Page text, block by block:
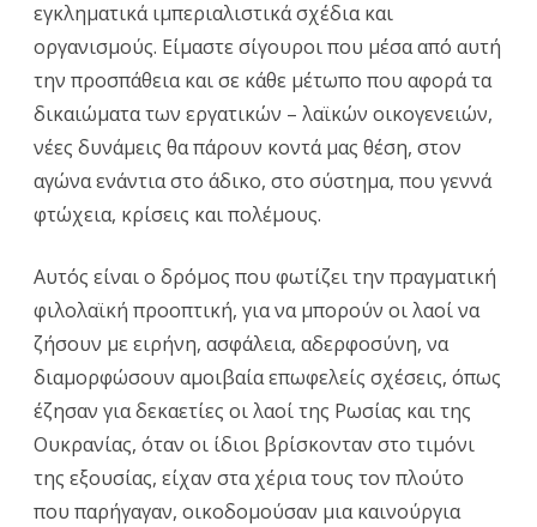
εγκληματικά ιμπεριαλιστικά σχέδια και
οργανισμούς. Είμαστε σίγουροι που μέσα από αυτή
την προσπάθεια και σε κάθε μέτωπο που αφορά τα
δικαιώματα των εργατικών – λαϊκών οικογενειών,
νέες δυνάμεις θα πάρουν κοντά μας θέση, στον
αγώνα ενάντια στο άδικο, στο σύστημα, που γεννά
φτώχεια, κρίσεις και πολέμους.
Αυτός είναι ο δρόμος που φωτίζει την πραγματική
φιλολαϊκή προοπτική, για να μπορούν οι λαοί να
ζήσουν με ειρήνη, ασφάλεια, αδερφοσύνη, να
διαμορφώσουν αμοιβαία επωφελείς σχέσεις, όπως
έζησαν για δεκαετίες οι λαοί της Ρωσίας και της
Ουκρανίας, όταν οι ίδιοι βρίσκονταν στο τιμόνι
της εξουσίας, είχαν στα χέρια τους τον πλούτο
που παρήγαγαν, οικοδομούσαν μια καινούργια